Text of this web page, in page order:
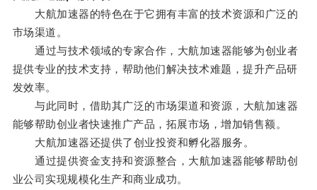
大航加速器的特色在于它拥有丰富的技术资源和广泛的
市场渠道。
通过与技术领域的专家合作，大航加速器能够为创业者
提供专业的技术支持，帮助他们解决技术难题，提升产品研
发效率。
与此同时，借助其广泛的市场渠道和资源，大航加速器
能够帮助创业者快速推广产品，拓展市场，增加销售额。
大航加速器还提供了创业投资和孵化器服务。
通过提供资金支持和资源整合，大航加速器能够帮助创
业公司实现规模化生产和商业成功。